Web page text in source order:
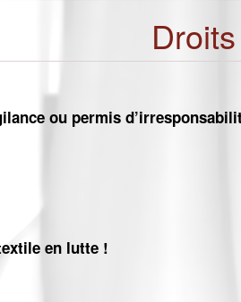
ou permis
de vigilance ou permis d’irresponsabilité
en lutte !